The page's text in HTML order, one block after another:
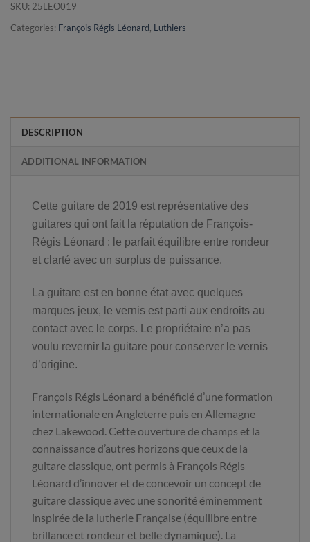
SKU: 25LEO019
Categories: François Régis Léonard, Luthiers
DESCRIPTION
ADDITIONAL INFORMATION
Cette guitare de 2019 est représentative des
guitares qui ont fait la réputation de François-
Régis Léonard : le parfait équilibre entre rondeur
et clarté avec un surplus de puissance.
La guitare est en bonne état avec quelques
marques jeux, le vernis est parti aux endroits au
contact avec le corps. Le propriétaire n’a pas
voulu revernir la guitare pour conserver le vernis
d’origine.
François Régis Léonard a bénéficié d’une formation
internationale en Angleterre puis en Allemagne
chez Lakewood. Cette ouverture de champs et la
connaissance d’autres horizons que ceux de la
guitare classique, ont permis à François Régis
Léonard d’innover et de concevoir un concept de
guitare classique avec une sonorité éminemment
inspirée de la lutherie Française (équilibre entre
brillance et rondeur et belle dynamique). La